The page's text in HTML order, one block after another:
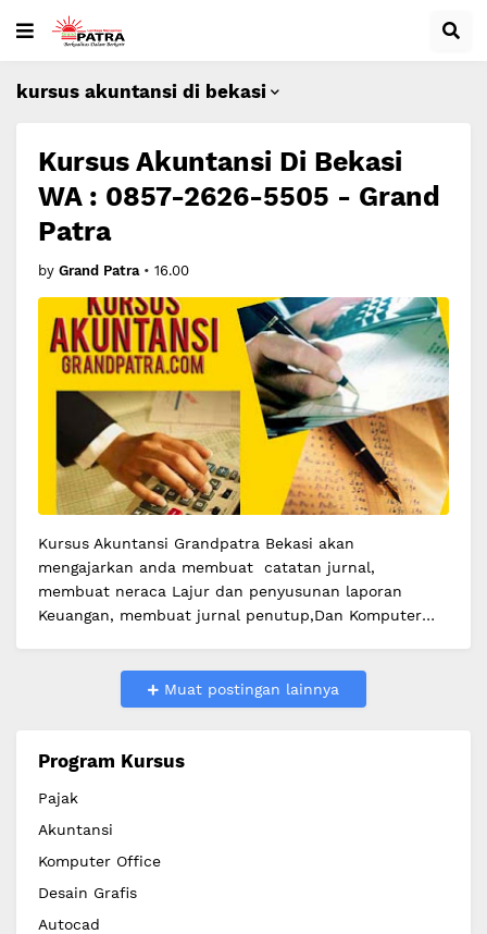
kursus akuntansi di bekasi
Kursus Akuntansi Di Bekasi
WA : 0857-2626-5505 - Grand
Patra
by Grand Patra • 16.00
Kursus Akuntansi Grandpatra Bekasi akan
mengajarkan anda membuat catatan jurnal,
membuat neraca Lajur dan penyusunan laporan
Keuangan, membuat jurnal penutup,Dan Komputer
Muat postingan lainnya
Program Kursus
Pajak
Akuntansi
Komputer Office
Desain Grafis
Autocad